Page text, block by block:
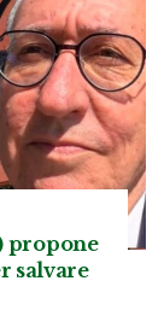
propone
salvare